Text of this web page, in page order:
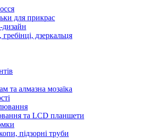
для прикрас
дизайн
дзеркальця
та алмазна мозаїка
та LCD планшети
підзорні труби